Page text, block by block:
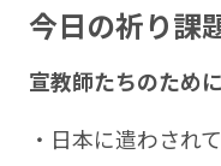
今日の祈り課
宣教師たちのため
・日本に遣わされ